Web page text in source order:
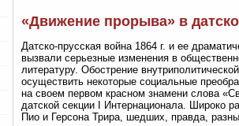
«Движение прорыва» в
Датско-прусская война 1864 г. и ее
вызвали серьезные изменения в
литературу. Обострение
осуществить некоторые социальные
на своем первом красном знамени слова
датской секции I Интернационала. Широко
Пио и Герсона Трира, шедших, правда,